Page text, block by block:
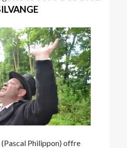
Philippon) offre